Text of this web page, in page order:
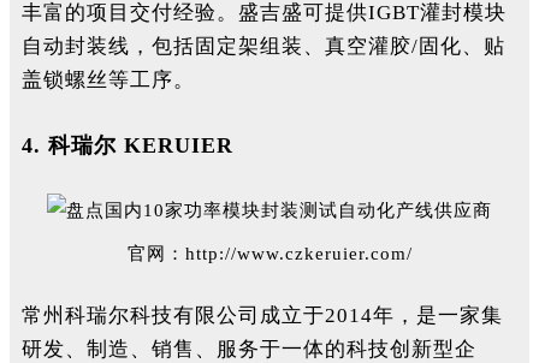
丰富的项目交付经验。盛吉盛可提供IGBT灌封模块
自动封装线，包括固定架组装、真空灌胶/固化、贴
盖锁螺丝等工序。
4. 科瑞尔 KERUIER
官网： http://www.czkeruier.com/
常州科瑞尔科技有限公司成立于2014年，是一家集
研发、制造、销售、服务于一体的科技创新型企